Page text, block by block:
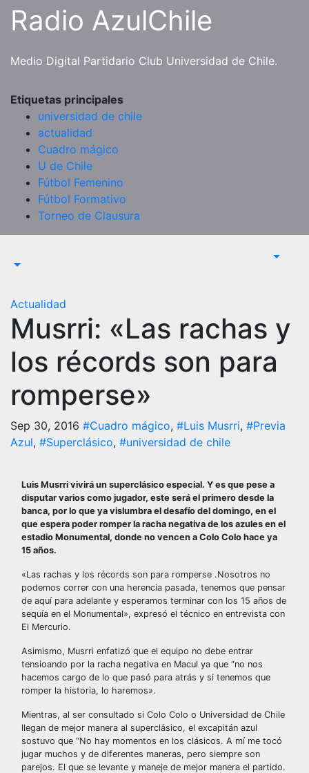
SaltarRadio AzulChile
Medio Digital Partidario Club Universidad de Chile.
Etiquetas principales
universidad de chile
actualidad
Cuadro mágico
U de Chile
Fútbol Femenino
Fútbol Formativo
Torneo de Clausura
Actualidad
Musrri: «Las rachas y
los récords son para
romperse»
Sep 30, 2016 #Cuadro mágico, #Luis Musrri, #Previa
Azul, #Superclásico, #universidad de chile
Luis Musrri vivirá un superclásico especial. Y es que pese a
disputar varios como jugador, este será el primero desde la
banca, por lo que ya vislumbra el desafío del domingo, en el
que espera poder romper la racha negativa de los azules en el
estadio Monumental, donde no vencen a Colo Colo hace ya
15 años.
«Las rachas y los récords son para romperse .Nosotros no
podemos correr con una herencia pasada, tenemos que pensar
de aquí para adelante y esperamos terminar con los 15 años de
sequía en el Monumental», expresó el técnico en entrevista con
El Mercurio.
Asimismo, Musrri enfatizó que el equipo no debe entrar
tensioando por la racha negativa en Macul ya que “no nos
hacemos cargo de lo que pasó para atrás y si tenemos que
romper la historia, lo haremos».
Mientras, al ser consultado si Colo Colo o Universidad de Chile
llegan de mejor manera al superclásico, el excapitán azul
sostuvo que “No hay momentos en los clásicos. A mí me tocó
jugar muchos y de diferentes maneras, pero siempre son
parejos. El que se levante y maneje de mejor manera el partido.